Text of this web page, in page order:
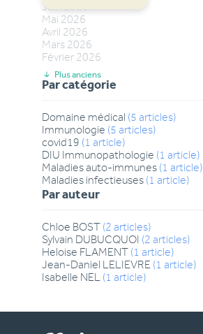
Juin
2026
Mai 2026
Avril 2026
Mars 2026
Février 2026
Plus anciens
Par catégorie
Domaine médical (5 articles)
Immunologie (5 articles)
covid19 (1 article)
DIU Immunopathologie (1 article)
Maladies auto-immunes (1 article)
Maladies infectieuses (1 article)
Par auteur
Chloe BOST (2 articles)
Sylvain DUBUCQUOI (2 articles)
Heloise FLAMENT (1 article)
Jean-Daniel LELIEVRE (1 article)
Isabelle NEL (1 article)